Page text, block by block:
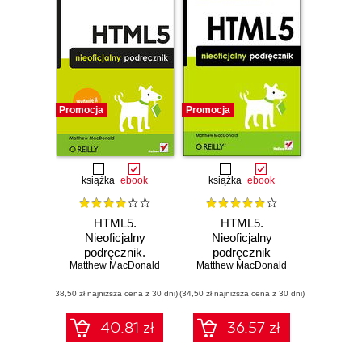
Promocja
książka ebook
HTML5.
Nieoficjalny
podręcznik.
Wydanie II
Matthew MacDonald
(38,50 zł najniższa cena z 30 dni)
40.81 zł
Promocja
książka ebook
HTML5.
Nieoficjalny
podręcznik
Matthew MacDonald
(34,50 zł najniższa cena z 30 dni)
36.57 zł